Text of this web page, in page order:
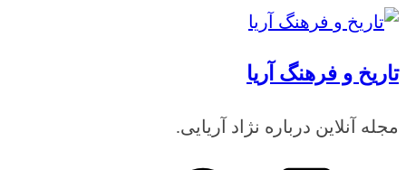
رفتن
محتوا
تاریخ و فرهنگ آریا
مجله آنلاین درباره نژاد آریایی.